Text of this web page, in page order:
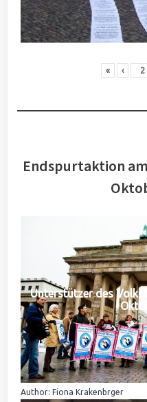
« ‹
Endspurtaktion
Unterstützer des
Author: Fiona Krakenbrger